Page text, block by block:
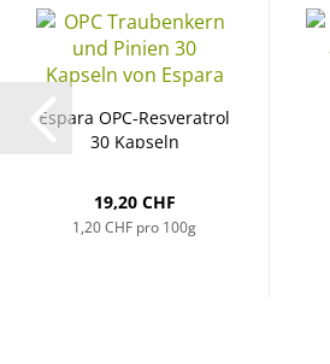
Espara OPC-Resveratrol
30 Kapseln
19,20 CHF
1,20 CHF pro 100g